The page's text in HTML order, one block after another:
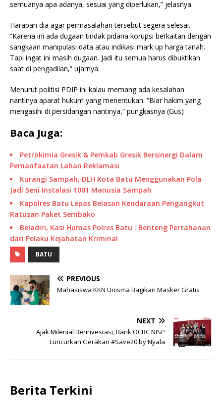
semuanya apa adanya, sesuai yang diperlukan,” jelasnya.
Harapan dia agar permasalahan tersebut segera selesai.
“Karena ini ada dugaan tindak pidana korupsi berkaitan dengan
sangkaan manipulasi data atau indikasi mark up harga tanah.
Tapi ingat ini masih dugaan. Jadi itu semua harus dibuktikan
saat di pengadilan,” ujarnya.
Menurut politisi PDIP ini kalau memang ada kesalahan
nantinya aparat hukum yang menentukan. “Biar hakim yang
mengasihi di persidangan nantinya,” pungkasnya (Gus)
Baca Juga:
Petrokimia Gresik & Pemkab Gresik Bersinergi Dalam
Pemanfaatan Lahan Reklamasi
Kurangi Sampah, DLH Kota Batu Menggunakan Pola
Jadi Seni Instalasi 1001 Manusia Sampah
Kapolres Batu Lepas Belasan Kendaraan Pengangkut
Ratusan Paket Sembako
Beladiri, Kasi Humas Polres Batu : Benteng Pertahanan
dari Pelaku Kejahatan Kriminal
BATU
PREVIOUS
Mahasiswa KKN Unisma Bagikan Masker Gratis
NEXT
Ajak Milenial Berinvestasi, Bank OCBC NISP
Luncurkan Gerakan #Save20 by Nyala
Berita Terkini